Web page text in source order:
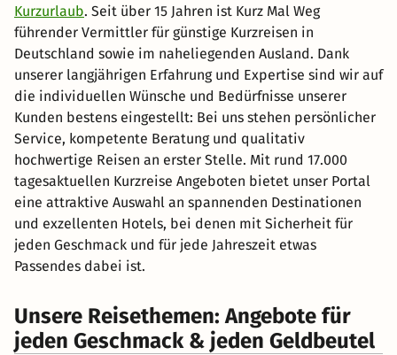
Kurzurlaub. Seit über 15 Jahren ist Kurz Mal Weg
führender Vermittler für günstige Kurzreisen in
Deutschland sowie im naheliegenden Ausland. Dank
unserer langjährigen Erfahrung und Expertise sind wir auf
die individuellen Wünsche und Bedürfnisse unserer
Kunden bestens eingestellt: Bei uns stehen persönlicher
Service, kompetente Beratung und qualitativ
hochwertige Reisen an erster Stelle. Mit rund 17.000
tagesaktuellen Kurzreise Angeboten bietet unser Portal
eine attraktive Auswahl an spannenden Destinationen
und exzellenten Hotels, bei denen mit Sicherheit für
jeden Geschmack und für jede Jahreszeit etwas
Passendes dabei ist.
Unsere Reisethemen: Angebote für
jeden Geschmack & jeden Geldbeutel